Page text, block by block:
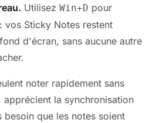
Utilisez Win+D pour
vos Sticky Notes restent
d'écran, sans aucune autre
noter rapidement sans
la synchronisation
que les notes soient